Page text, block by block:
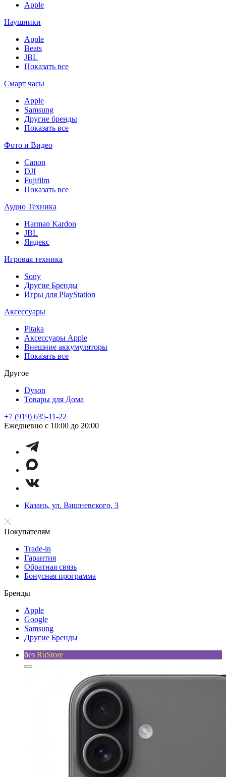
Apple
Наушники
Apple
Beats
JBL
Показать все
Смарт часы
Apple
Samsung
Другие бренды
Показать все
Фото и Видео
Canon
DJI
Fujifilm
Показать все
Аудио Техника
Harman Kardon
JBL
Яндекс
Игровая техника
Sony
Другие Бренды
Игры для PlayStation
Аксессуары
Pitaka
Аксессуары Apple
Внешние аккумуляторы
Показать все
Другое
Dyson
Товары для Дома
+7 (919) 635-11-22
Ежедневно с 10:00 до 20:00
Казань, ул. Вишневского, 3
Покупателям
Trade-in
Гарантия
Обратная связь
Бонусная программа
Бренды
Apple
Google
Samsung
Другие Бренды
без RuStore